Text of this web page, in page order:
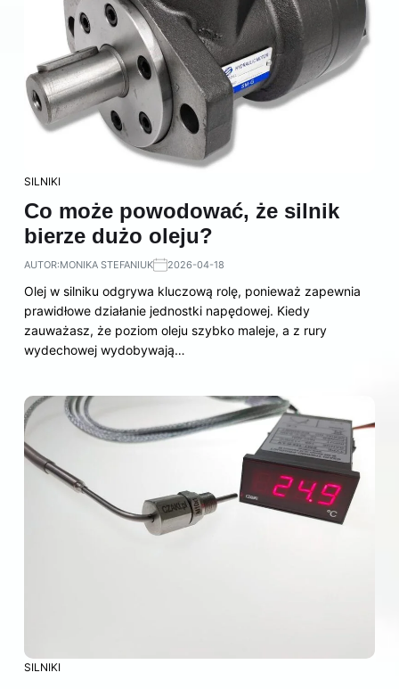
SILNIKI
Co może powodować, że silnik
bierze dużo oleju?
AUTOR:MONIKA STEFANIUK 2026-04-18
Olej w silniku odgrywa kluczową rolę, ponieważ zapewnia
prawidłowe działanie jednostki napędowej. Kiedy
zauważasz, że poziom oleju szybko maleje, a z rury
wydechowej wydobywają…
SILNIKI